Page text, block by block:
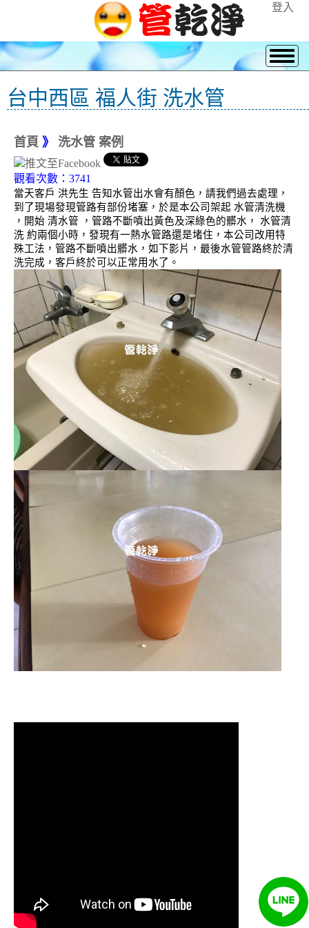
登入
台中西區 福人街 洗水管
首頁 》 洗水管 案例
觀看次數：3741
當天客戶 洪先生 告知水管出水會有顏色，請我們過去處理，
到了現場發現管路有部份堵塞，於是本公司架起 水管清洗機
，開始 清水管 ，管路不斷噴出黃色及深綠色的髒水， 水管清
洗 約兩個小時，發現有一熱水管路還是堵住，本公司改用特
殊工法，管路不斷噴出髒水，如下影片，最後水管管路終於清
洗完成，客戶終於可以正常用水了。